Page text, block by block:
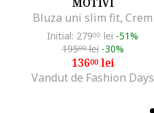
Bluza uni slim fit, Crem
Initial: 27900 lei -51%
19500lei -30%
13600lei
Vandut de Fashion Days